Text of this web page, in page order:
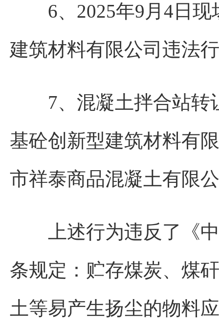
6、2025年9月4日现
建筑材料有限公司违法
7、混凝土拌合站转
基砼创新型建筑材料有
市祥泰商品混凝土有限
上述行为违反了《中
条规定：贮存煤炭、煤
土等易产生扬尘的物料